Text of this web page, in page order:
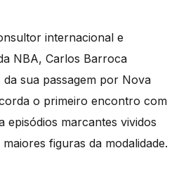
internacional e
NBA, Carlos Barroca
sua passagem por Nova
o primeiro encontro com
episódios marcantes vividos
figuras da modalidade.